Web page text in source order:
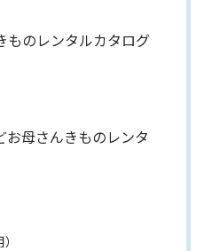
ものレンタルカタログ
母さんきものレンタ